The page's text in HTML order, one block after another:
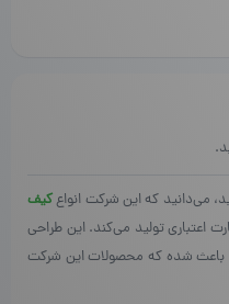
کیف
اعتباری تولید می‌کند. این طراحی
باعث شده که محصولات این شرکت